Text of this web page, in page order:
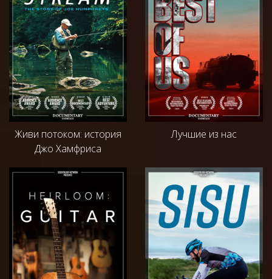
Живи потоком: история
Джо Хамфриса
Лучшие из нас